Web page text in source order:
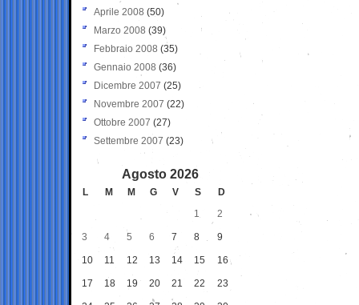
Aprile 2008 (50)
Marzo 2008 (39)
Febbraio 2008 (35)
Gennaio 2008 (36)
Dicembre 2007 (25)
Novembre 2007 (22)
Ottobre 2007 (27)
Settembre 2007 (23)
Agosto 2026
L M M G V S
D
1
2
3 4 5 6 7 8 9
10 11 12 13 14 15 16
17 18 19 20 21 22 23